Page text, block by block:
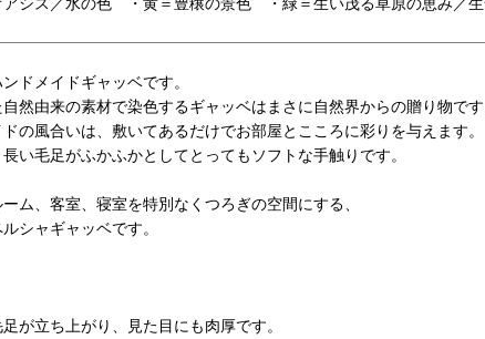
ドメイドギャッベです。
然由来の素材で染色するギャッベはまさに自然界からの贈り物です
の風合いは、敷いてあるだけでお部屋とこころに彩りを与えます。
い毛足がふかふかとしてとってもソフトな手触りです。
ム、客室、寝室を特別なくつろぎの空間にする、
シャギャッベです。
が立ち上がり、見た目にも肉厚です。